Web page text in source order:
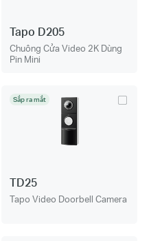
Tapo D205
Chuông Cửa Video 2K Dùng
Pin Mini
Sắp ra mắt
TD25
Tapo Video Doorbell Camera